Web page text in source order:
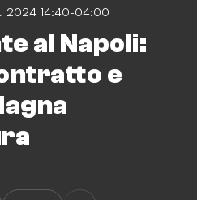
2024 14:40-04:00
al Napoli:
e